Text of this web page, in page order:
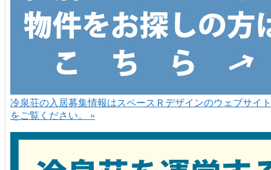
冷泉荘の入居募集情報はスペースＲデザインのウェブサイト
をご覧ください。 »